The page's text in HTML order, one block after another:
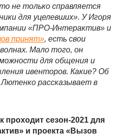
не только справляется
для уцелевших». У Игоря
«ПРО-Интерактив» и
принят», есть свои
Мало того, он
для общения и
ивенторов. Какие? Об
рассказывает в
проходит сезон-2021 для
и проекта «Вызов